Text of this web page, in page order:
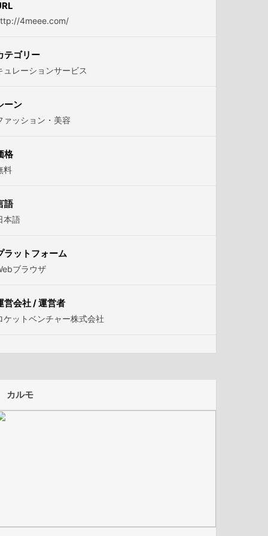
4meee.com/
テゴリー
ュレーションサービス
ーン
ァッション・美容
格
料
語
本語
ラットフォーム
ブラウザ
営会社 / 運営者
ケットベンチャー株式会社
カルモ